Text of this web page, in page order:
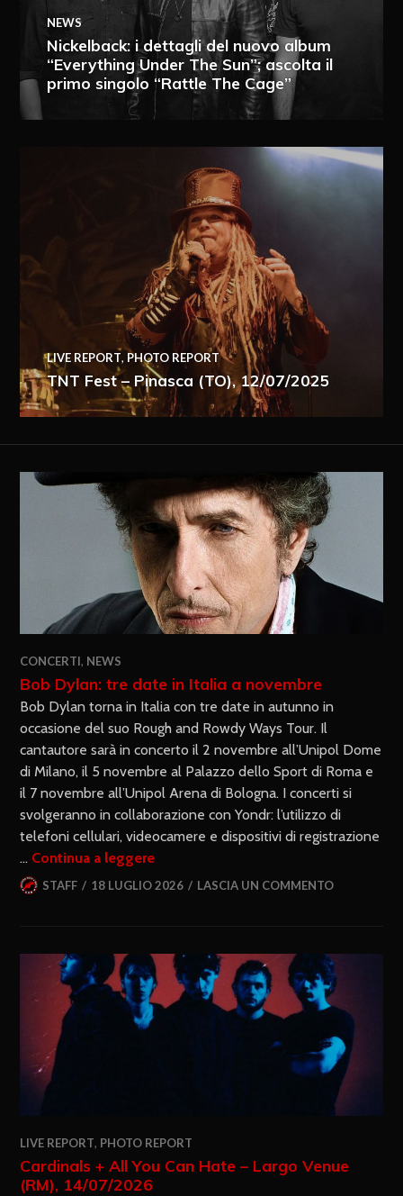
NEWS
Nickelback: i dettagli del nuovo album
“Everything Under The Sun”; ascolta il
primo singolo “Rattle The Cage”
LIVE REPORT, PHOTO REPORT
TNT Fest – Pinasca (TO), 12/07/2025
CONCERTI, NEWS
Bob Dylan: tre date in Italia a novembre
Bob Dylan torna in Italia con tre date in autunno in
occasione del suo Rough and Rowdy Ways Tour. Il
cantautore sarà in concerto il 2 novembre all’Unipol Dome
di Milano, il 5 novembre al Palazzo dello Sport di Roma e
il 7 novembre all’Unipol Arena di Bologna. I concerti si
svolgeranno in collaborazione con Yondr: l’utilizzo di
telefoni cellulari, videocamere e dispositivi di registrazione
… Continua a leggere
STAFF 18 LUGLIO 2026 LASCIA UN COMMENTO
LIVE REPORT, PHOTO REPORT
Cardinals + All You Can Hate – Largo Venue
(RM), 14/07/2026